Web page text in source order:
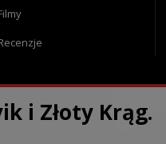
i Złoty Krąg.